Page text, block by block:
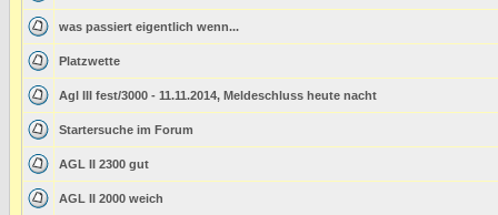
was passiert eigentlich wenn...
Platzwette
Agl III fest/3000 - 11.11.2014, Meldeschluss heute nacht
Startersuche im Forum
AGL II 2300 gut
AGL II 2000 weich